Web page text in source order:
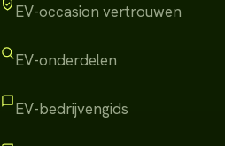
EV-occasion vertrouwen
EV-onderdelen
EV-bedrijvengids